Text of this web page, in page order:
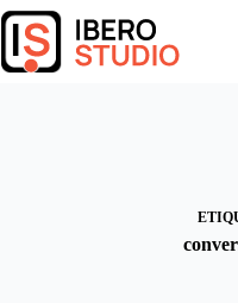
Saltar
al
contenido